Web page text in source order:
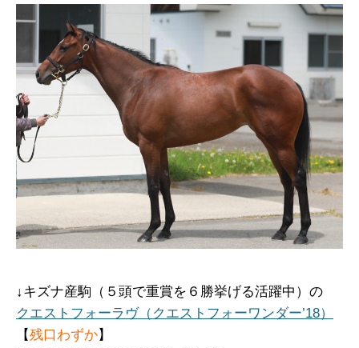
↓キズナ産駒（５頭で重賞を６勝挙げる活躍中）の
クエストフォーラヴ（クエストフォーワンダー’18）
【残口わずか】